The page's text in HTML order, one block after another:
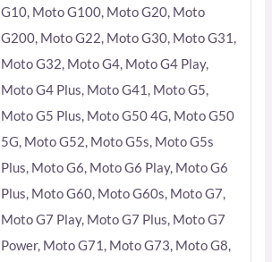
G10, Moto G100, Moto G20, Moto
G200, Moto G22, Moto G30, Moto G31,
Moto G32, Moto G4, Moto G4 Play,
Moto G4 Plus, Moto G41, Moto G5,
Moto G5 Plus, Moto G50 4G, Moto G50
5G, Moto G52, Moto G5s, Moto G5s
Plus, Moto G6, Moto G6 Play, Moto G6
Plus, Moto G60, Moto G60s, Moto G7,
Moto G7 Play, Moto G7 Plus, Moto G7
Power, Moto G71, Moto G73, Moto G8,